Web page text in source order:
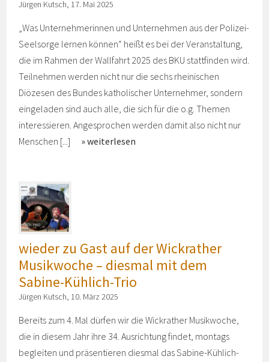
Jürgen Kutsch, 17. Mai 2025
„Was Unternehmerinnen und Unternehmen aus der Polizei-
Seelsorge lernen können“ heißt es bei der Veranstaltung,
die im Rahmen der Wallfahrt 2025 des BKU stattfinden wird.
Teilnehmen werden nicht nur die sechs rheinischen
Diözesen des Bundes katholischer Unternehmer, sondern
eingeladen sind auch alle, die sich für die o.g. Themen
interessieren. Angesprochen werden damit also nicht nur
Menschen [...]
weiterlesen
wieder zu Gast auf der Wickrather
Musikwoche – diesmal mit dem
Sabine-Kühlich-Trio
Jürgen Kutsch, 10. März 2025
Bereits zum 4. Mal dürfen wir die Wickrather Musikwoche,
die in diesem Jahr ihre 34. Ausrichtung findet, montags
begleiten und präsentieren diesmal das Sabine-Kühlich-